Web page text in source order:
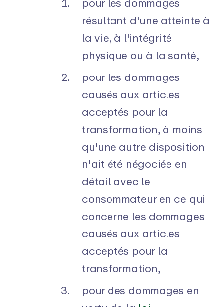
pour les dommages
résultant d'une atteinte à
la vie, à l'intégrité
physique ou à la santé,
pour les dommages
causés aux articles
acceptés pour la
transformation, à moins
qu'une autre disposition
n'ait été négociée en
détail avec le
consommateur en ce qui
concerne les dommages
causés aux articles
acceptés pour la
transformation,
pour des dommages en